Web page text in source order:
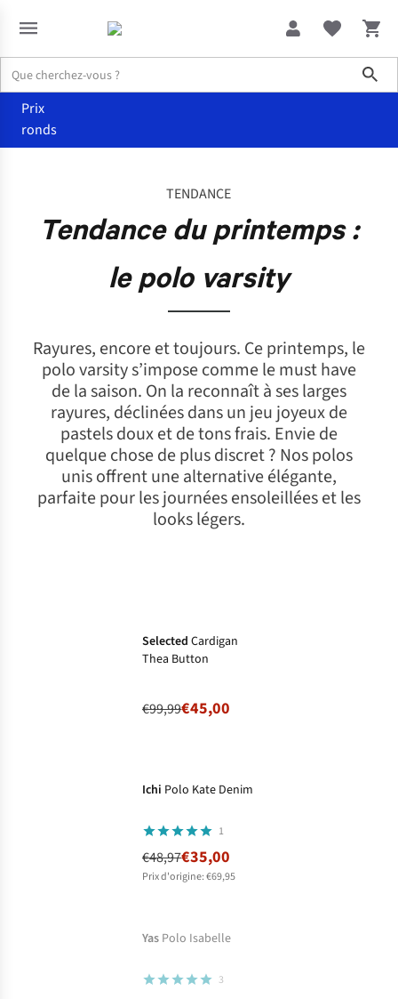
Prix
ronds
TENDANCE
Tendance du printemps :
le polo varsity
Rayures, encore et toujours. Ce printemps, le
polo varsity s’impose comme le must have
de la saison. On la reconnaît à ses larges
rayures, déclinées dans un jeu joyeux de
pastels doux et de tons frais. Envie de
quelque chose de plus discret ? Nos polos
unis offrent une alternative élégante,
parfaite pour les journées ensoleillées et les
looks légers.
Selected Cardigan
Thea Button
€99,99€45,00
Ichi Polo Kate Denim
1
€48,97€35,00
Prix d'origine: €69,95
En rupture
Yas Polo Isabelle
3